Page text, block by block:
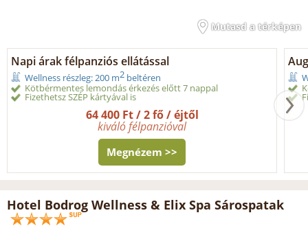
Mutasd a térképen
Napi árak félpanziós ellátással
Wellness részleg: 200 m2 beltéren
Kötbérmentes lemondás érkezés előtt 7 nappal
Fizethetsz SZÉP kártyával is
64 400 Ft / 2 fő / éjtől
kiváló félpanzióval
Megnézem >>
Hotel Bodrog Wellness & Elix Spa Sárospatak